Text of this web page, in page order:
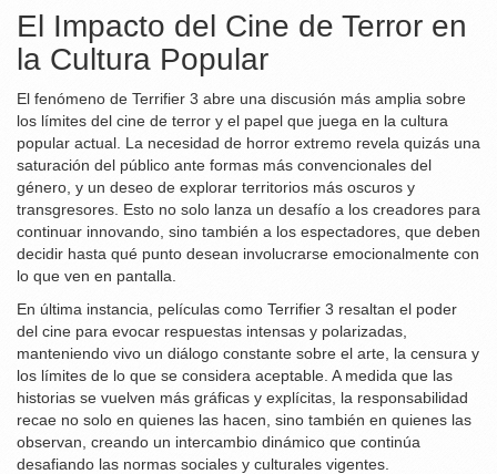
El Impacto del Cine de Terror en
la Cultura Popular
El fenómeno de Terrifier 3 abre una discusión más amplia sobre
los límites del cine de terror y el papel que juega en la cultura
popular actual. La necesidad de horror extremo revela quizás una
saturación del público ante formas más convencionales del
género, y un deseo de explorar territorios más oscuros y
transgresores. Esto no solo lanza un desafío a los creadores para
continuar innovando, sino también a los espectadores, que deben
decidir hasta qué punto desean involucrarse emocionalmente con
lo que ven en pantalla.
En última instancia, películas como Terrifier 3 resaltan el poder
del cine para evocar respuestas intensas y polarizadas,
manteniendo vivo un diálogo constante sobre el arte, la censura y
los límites de lo que se considera aceptable. A medida que las
historias se vuelven más gráficas y explícitas, la responsabilidad
recae no solo en quienes las hacen, sino también en quienes las
observan, creando un intercambio dinámico que continúa
desafiando las normas sociales y culturales vigentes.